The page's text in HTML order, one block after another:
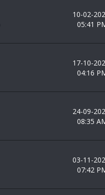
10-02-
05:41
17-10-
04:16
24-09-
08:35
03-11-
07:42